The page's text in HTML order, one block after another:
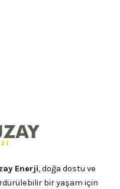
Enerji, doğa dostu ve
bir yaşam için